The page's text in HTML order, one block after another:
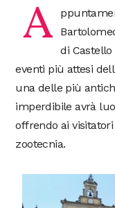
A
di
eventi più attesi
una delle più
imperdibile avrà
offrendo ai
zootecnia.